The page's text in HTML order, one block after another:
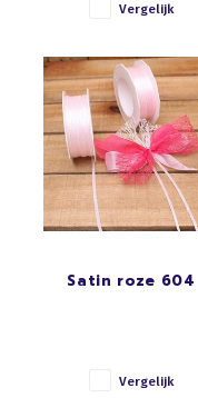
Vergelijk
Satin roze 604
Vergelijk